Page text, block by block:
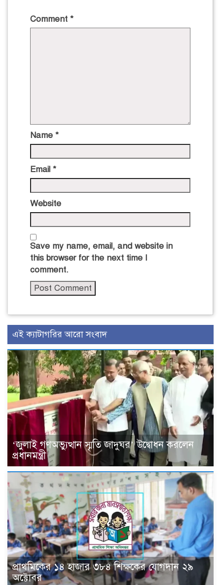
Comment *
Name *
Email *
Website
Save my name, email, and website in
this browser for the next time I
comment.
এই ক্যাটাগরির আরো সংবাদ
‘জুলাই গণঅভ্যুত্থান স্মৃতি জাদুঘর’ উদ্বোধন করলেন
প্রধানমন্ত্রী
প্রাথমিকের ১৪ হাজার ৩৮৪ শিক্ষকের যোগদান ২৯
অক্টোবর